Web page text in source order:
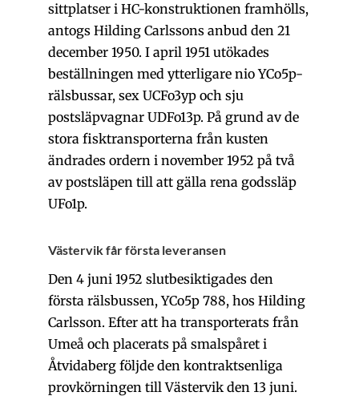
sittplatser i HC-konstruktionen framhölls,
antogs Hilding Carlssons anbud den 21
december 1950. I april 1951 utökades
beställningen med ytterligare nio YCo5p-
rälsbussar, sex UCFo3yp och sju
postsläpvagnar UDFo13p. På grund av de
stora fisktransporterna från kusten
ändrades ordern i november 1952 på två
av postsläpen till att gälla rena godssläp
UFo1p.
Västervik får första leveransen
Den 4 juni 1952 slutbesiktigades den
första rälsbussen, YCo5p 788, hos Hilding
Carlsson. Efter att ha transporterats från
Umeå och placerats på smalspåret i
Åtvidaberg följde den kontraktsenliga
provkörningen till Västervik den 13 juni.